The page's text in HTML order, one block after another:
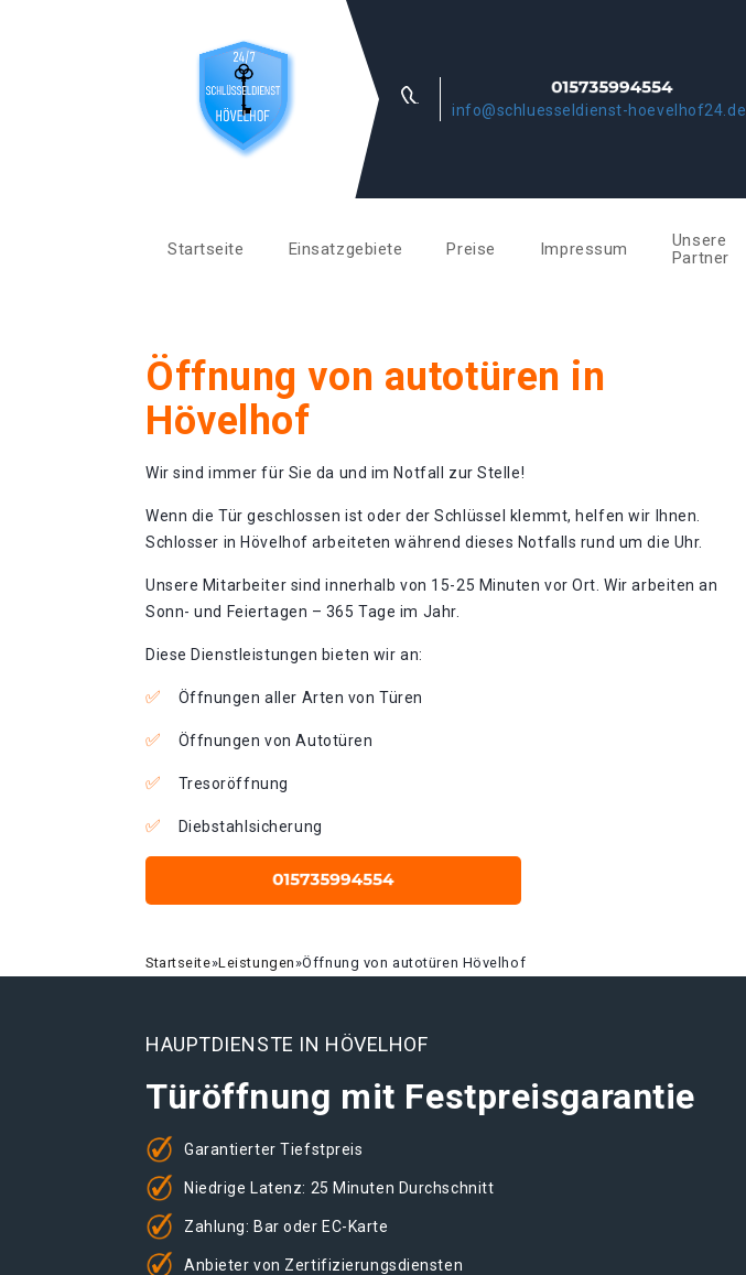
info@schluesseldienst-hoevelhof24.de
Startseite Einsatzgebiete Preise Impressum
Unsere
Partner
Öffnung von autotüren in
Hövelhof
Wir sind immer für Sie da und im Notfall zur Stelle!
Wenn die Tür geschlossen ist oder der Schlüssel klemmt, helfen wir Ihnen.
Schlosser in Hövelhof arbeiteten während dieses Notfalls rund um die Uhr.
Unsere Mitarbeiter sind innerhalb von 15-25 Minuten vor Ort. Wir arbeiten an
Sonn- und Feiertagen – 365 Tage im Jahr.
Diese Dienstleistungen bieten wir an:
Öffnungen aller Arten von Türen
Öffnungen von Autotüren
Tresoröffnung
Diebstahlsicherung
Startseite»Leistungen»Öffnung von autotüren Hövelhof
HAUPTDIENSTE IN HÖVELHOF
Türöffnung mit Festpreisgarantie
Garantierter Tiefstpreis
Niedrige Latenz: 25 Minuten Durchschnitt
Zahlung: Bar oder EC-Karte
Anbieter von Zertifizierungsdiensten